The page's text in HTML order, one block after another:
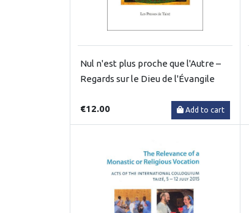
Nul n'est plus proche que l'Autre –
Regards sur le Dieu de l'Évangile
€12.00 Add to cart